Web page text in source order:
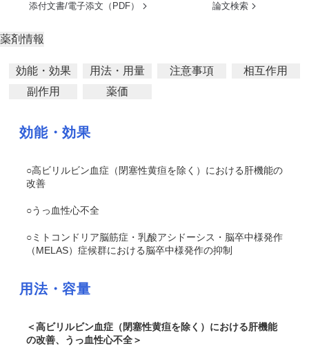
添付文書/電子添文（PDF） 論文検索
薬剤情報
効能・効果 用法・用量 注意事項
相互作用
副作用
薬価
効能・効果
○高ビリルビン血症（閉塞性黄疸を除く）における肝機能の
改善
○うっ血性心不全
○ミトコンドリア脳筋症・乳酸アシドーシス・脳卒中様発作
（MELAS）症候群における脳卒中様発作の抑制
用法・容量
＜高ビリルビン血症（閉塞性黄疸を除く）における肝機能
の改善、うっ血性心不全＞